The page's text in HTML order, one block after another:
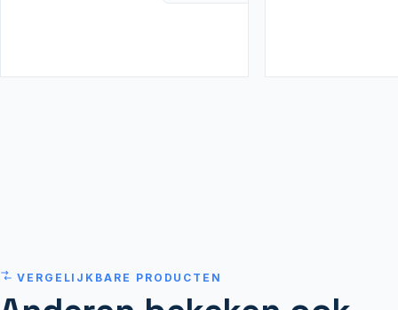
VERGELIJKBARE PRODUCTEN